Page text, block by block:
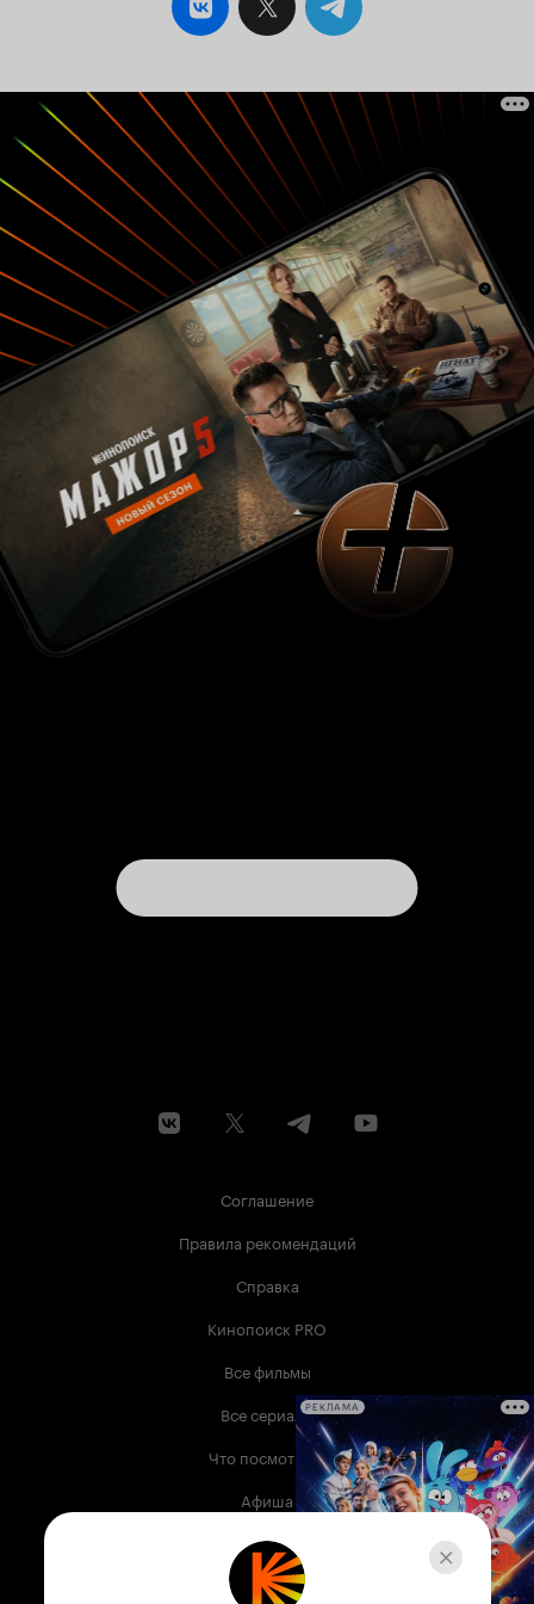
часть фансервиса, которой просто не может не
быть, показана настолько холодно, что может
Снопы искр от скрещенных мечей,
молниеносные атаки и кровавые реки просто
не дают оторваться от экрана в моменты
оживлённых сражений. Которых, кстати,
предостаточно. Очень важной темой, почти
лейтмотивом, здесь является ненависть. Яркие
эмоции, как положительные, так и
отрицательные, очень часто служат в аниме как
средство раскрытия мотиваций поступков или
же точкой приложения при достижении
определённых целей. Ненависть заставляет
сражаться куда более яростно, чем, к примеру,
страх или чувство долга. Проникая глубоко в
сознание, она, в конечном итоге, полностью
окутывает разум, заставляя свою жертву
уничтожать всё на своём пути, обильно истекая
слюной и сверкая безумными глазами. Особо
углубляться в описание не буду, поскольку
лучше один раз посмотреть самому, чем
несколько раз прочитать слова и осмыслить
чужое восприятие. К тому же, не очень хочется
раскрывать несколько интересных моментов,
знание которых до просмотра нежелательно. В
завершении, хочу сказать, что сериал сильный
и довольно захватывающий. Поклонникам
мрачных и кровавых аниме – обязательно к
просмотру. Всем остальным – можно
Соглашение
Правила рекомендаций
Справка
Кинопоиск PRO
Все фильмы
Все сериалы
Что посмотреть
Афиша
Музыка
Телепрограмма
РЕКЛАМА